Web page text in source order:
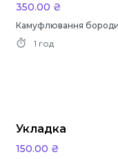
350.00 ₴
Камуфлювання бороди
1 год
Укладка
150.00 ₴